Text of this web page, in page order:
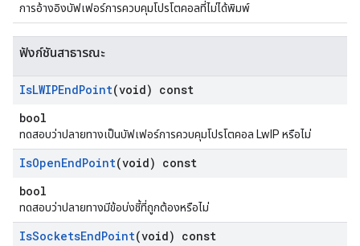
การอ้างอิงบัฟเฟอร์การควบคุมโปรโตคอลที่ไม่ได้พิมพ์
ฟังก์ชันสาธารณะ
IsLWIPEndPoint(void) const
bool
ทดสอบว่าปลายทางเป็นบัฟเฟอร์การควบคุมโปรโตคอล LwIP หรือไม่
IsOpenEndPoint(void) const
bool
ทดสอบว่าปลายทางมีข้อบ่งชี้ที่ถูกต้องหรือไม่
IsSocketsEndPoint(void) const